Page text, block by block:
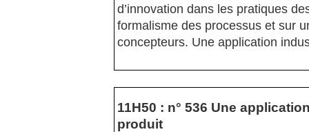
d’innovation dans les pratiques
formalisme des processus et sur
concepteurs. Une application
11H50 : n° 536 Une
produit